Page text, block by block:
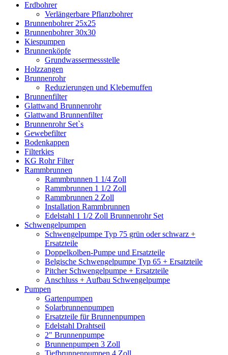
Erdbohrer
Verlängerbare Pflanzbohrer
Brunnenbohrer 25x25
Brunnenbohrer 30x30
Kiespumpen
Brunnenköpfe
Grundwassermessstelle
Holzzangen
Brunnenrohr
Reduzierungen und Klebemuffen
Brunnenfilter
Glattwand Brunnenrohr
Glattwand Brunnenfilter
Brunnenrohr Set`s
Gewebefilter
Bodenkappen
Filterkies
KG Rohr Filter
Rammbrunnen
Rammbrunnen 1 1/4 Zoll
Rammbrunnen 1 1/2 Zoll
Rammbrunnen 2 Zoll
Installation Rammbrunnen
Edelstahl 1 1/2 Zoll Brunnenrohr Set
Schwengelpumpen
Schwengelpumpe Typ 75 grün oder schwarz +
Ersatzteile
Doppelkolben-Pumpe und Ersatzteile
Belgische Schwengelpumpe Typ 65 + Ersatzteile
Pitcher Schwengelpumpe + Ersatzteile
Anschluss + Aufbau Schwengelpumpe
Pumpen
Gartenpumpen
Solarbrunnenpumpen
Ersatzteile für Brunnenpumpen
Edelstahl Drahtseil
2" Brunnenpumpe
Brunnenpumpen 3 Zoll
Tiefbrunnenpumpen 4 Zoll